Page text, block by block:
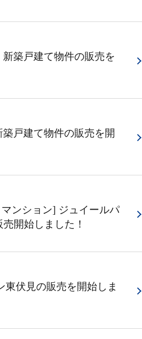
築戸建て物件の販売を
戸建て物件の販売を開
ンション] ジュイールパ
開始しました！
東伏見の販売を開始しま